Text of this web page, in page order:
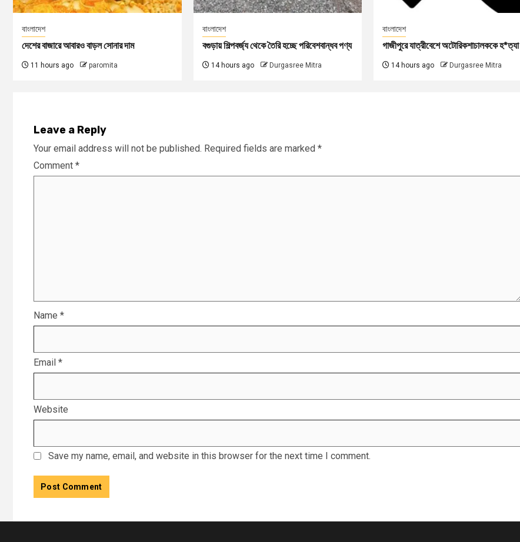
বাংলাদেশ
দেশের বাজারে আবারও বাড়ল সোনার দাম
11 hours ago paromita
বাংলাদেশ
বগুড়ায় শিল্পবর্জ্য থেকে তৈরি হচ্ছে পরিবেশবান্ধব পণ্য
14 hours ago Durgasree Mitra
বাংলাদেশ
গাজীপুরে যাত্রীবেশে অটোরিকশাচালককে হ*ত্যা
14 hours ago Durgasree Mitra
Leave a Reply
Your email address will not be published. Required fields are marked *
Comment *
Name *
Email *
Website
Save my name, email, and website in this browser for the next time I comment.